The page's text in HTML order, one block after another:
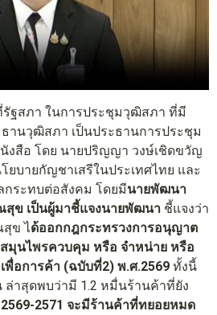
ฐสภา ในการประชุมวุฒิสภา ที่มี
านวุฒิสภา เป็นประธานการประชุม
งสือ โดย นายปริญญา วงษ์เชิดขวัญ
ยบายกัญชาเสรีในประเทศไทย และ
กระทบต่อสังคม โดยมีนายพัฒนา
ข เป็นผู้มาชี้แจงนายพัฒนา ชี้แจงว่า
ข ได้ออกกฎกระทรวงการอนุญาต
มุนไพรควบคุม หรือ จำหน่าย หรือ
อการค้า (ฉบับที่2) พ.ศ.2569 ทั้งนี้
าสุดพบว่ามี 1.2 หมื่นร้านค้าที่ยัง
2571 จะมีร้านค้าที่ทยอยหมด